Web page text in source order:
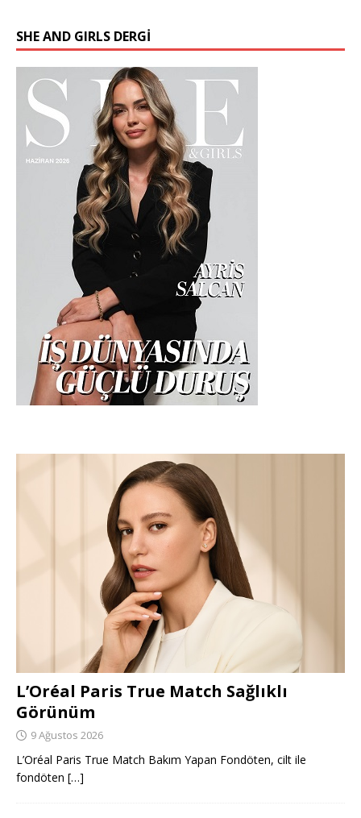
SHE AND GIRLS DERGİ
L’Oréal Paris True Match Sağlıklı
Görünüm
9 Ağustos 2026
L’Oréal Paris True Match Bakım Yapan Fondöten, cilt ile
fondöten […]